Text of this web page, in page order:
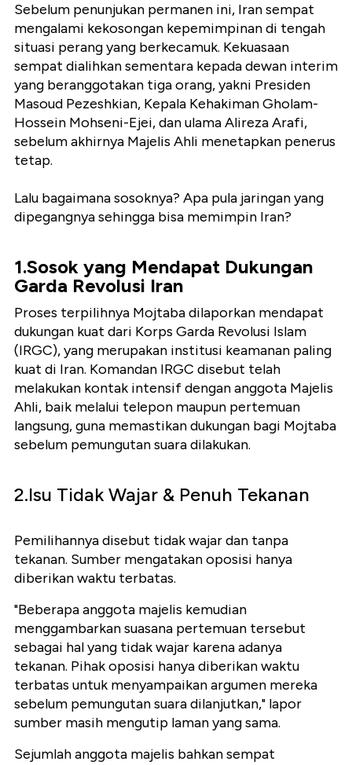
Sebelum penunjukan permanen ini, Iran sempat
mengalami kekosongan kepemimpinan di tengah
situasi perang yang berkecamuk. Kekuasaan
sempat dialihkan sementara kepada dewan interim
yang beranggotakan tiga orang, yakni Presiden
Masoud Pezeshkian, Kepala Kehakiman Gholam-
Hossein Mohseni-Ejei, dan ulama Alireza Arafi,
sebelum akhirnya Majelis Ahli menetapkan penerus
tetap.
Lalu bagaimana sosoknya? Apa pula jaringan yang
dipegangnya sehingga bisa memimpin Iran?
1.Sosok yang Mendapat Dukungan
Garda Revolusi Iran
Proses terpilihnya Mojtaba dilaporkan mendapat
dukungan kuat dari Korps Garda Revolusi Islam
(IRGC), yang merupakan institusi keamanan paling
kuat di Iran. Komandan IRGC disebut telah
melakukan kontak intensif dengan anggota Majelis
Ahli, baik melalui telepon maupun pertemuan
langsung, guna memastikan dukungan bagi Mojtaba
sebelum pemungutan suara dilakukan.
2.Isu Tidak Wajar & Penuh Tekanan
Pemilihannya disebut tidak wajar dan tanpa
tekanan. Sumber mengatakan oposisi hanya
diberikan waktu terbatas.
"Beberapa anggota majelis kemudian
menggambarkan suasana pertemuan tersebut
sebagai hal yang tidak wajar karena adanya
tekanan. Pihak oposisi hanya diberikan waktu
terbatas untuk menyampaikan argumen mereka
sebelum pemungutan suara dilanjutkan," lapor
sumber masih mengutip laman yang sama.
Sejumlah anggota majelis bahkan sempat